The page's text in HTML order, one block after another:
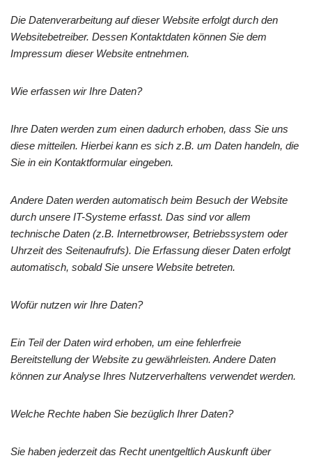
Die Datenverarbeitung auf dieser Website erfolgt durch den
Websitebetreiber. Dessen Kontaktdaten können Sie dem
Impressum dieser Website entnehmen.
Wie erfassen wir Ihre Daten?
Ihre Daten werden zum einen dadurch erhoben, dass Sie uns
diese mitteilen. Hierbei kann es sich z.B. um Daten handeln, die
Sie in ein Kontaktformular eingeben.
Andere Daten werden automatisch beim Besuch der Website
durch unsere IT-Systeme erfasst. Das sind vor allem
technische Daten (z.B. Internetbrowser, Betriebssystem oder
Uhrzeit des Seitenaufrufs). Die Erfassung dieser Daten erfolgt
automatisch, sobald Sie unsere Website betreten.
Wofür nutzen wir Ihre Daten?
Ein Teil der Daten wird erhoben, um eine fehlerfreie
Bereitstellung der Website zu gewährleisten. Andere Daten
können zur Analyse Ihres Nutzerverhaltens verwendet werden.
Welche Rechte haben Sie bezüglich Ihrer Daten?
Sie haben jederzeit das Recht unentgeltlich Auskunft über